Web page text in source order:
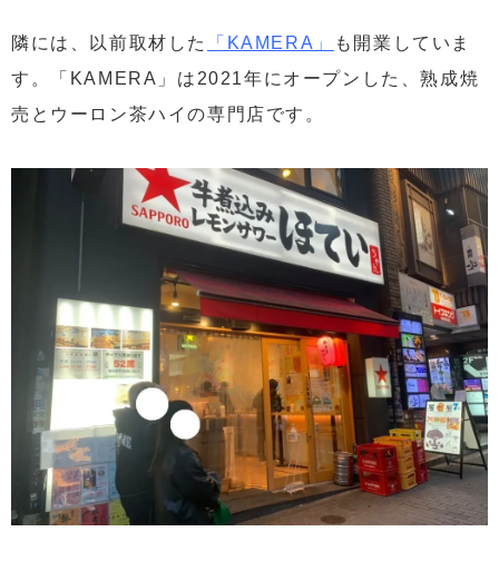
隣には、以前取材した 「KAMERA」
も開業していま
す。「KAMERA」は2021年にオープンした、熟成焼
売とウーロン茶ハイの専門店です。